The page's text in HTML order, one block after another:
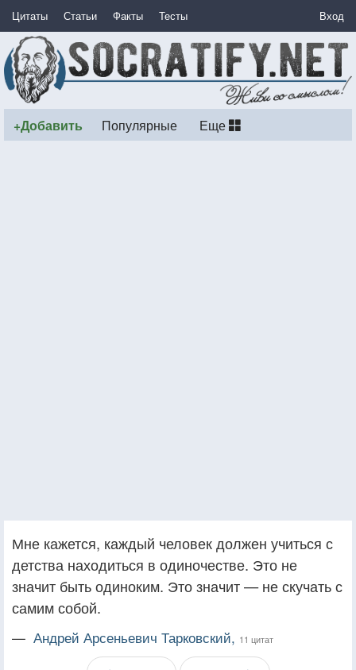
Цитаты Статьи Факты Тесты Вход
+Добавить Популярные Еще
Мне кажется, каждый человек должен учиться с
детства находиться в одиночестве. Это не
значит быть одиноким. Это значит — не скучать с
самим собой.
— Андрей Арсеньевич Тарковский, 11 цитат